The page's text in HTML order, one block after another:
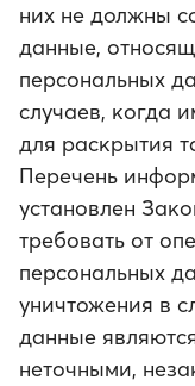
них не должны
данные,
персональных
случаев, когда
для раскрытия
Перечень
установлен
требовать от
персональных
уничтожения в
данные
неточными,